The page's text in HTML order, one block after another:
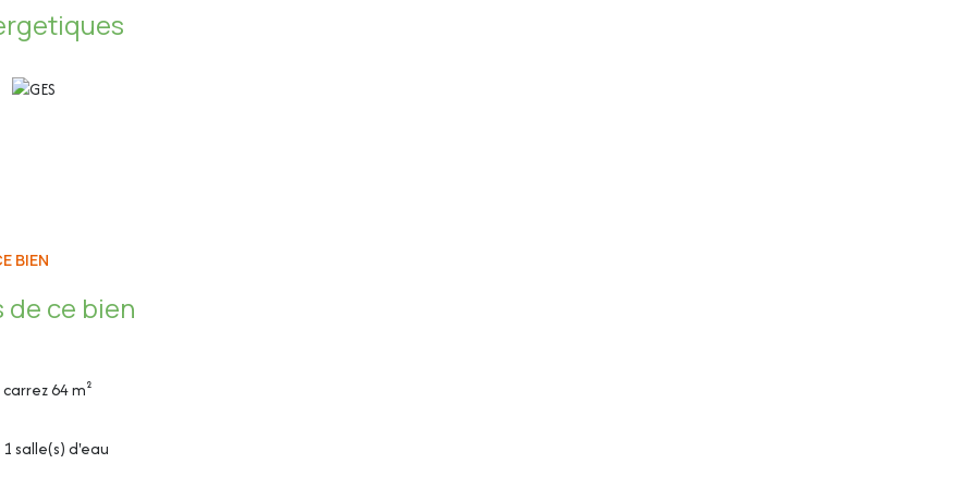
hotte et four à micro-ondes
le séjour/cuisine
BIEN
ce bien
carrez 64 m²
1 salle(s) d'eau